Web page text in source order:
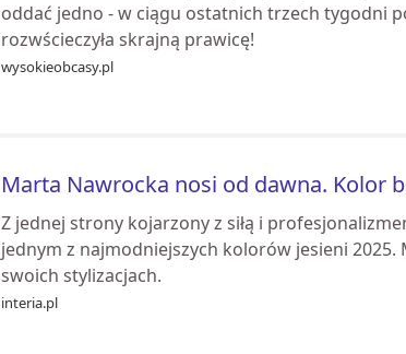
oddać jedno - w ciągu ostatnich trzech tygodni
rozwścieczyła skrajną prawicę!
wysokieobcasy.pl
Marta Nawrocka nosi od dawna. Kolor
Z jednej strony kojarzony z siłą i
jednym z najmodniejszych kolorów jesieni
swoich stylizacjach.
interia.pl